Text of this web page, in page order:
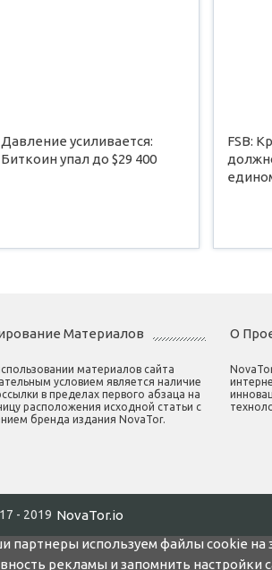
Давление усиливается:
Биткоин упал до $29 400
FSB:
Материалов
материалов сайта
условием является наличие
в пределах первого абзаца на
расположения исходной статьи с
бренда издания NovaTor.
О
- 2019 NovaTor.io
партнеры используем файлы cookie на
рекламы и запомнить настройки